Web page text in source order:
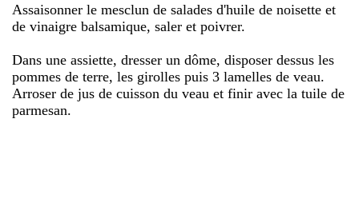
Assaisonner le mesclun de salades d'huile de noisette et
de vinaigre balsamique, saler et poivrer.
Dans une assiette, dresser un dôme, disposer dessus les
pommes de terre, les girolles puis 3 lamelles de veau.
Arroser de jus de cuisson du veau et finir avec la tuile de
parmesan.